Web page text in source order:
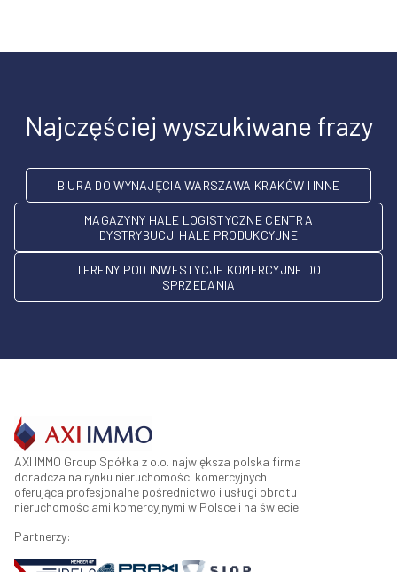
Najczęściej wyszukiwane frazy
BIURA DO WYNAJĘCIA WARSZAWA KRAKÓW I INNE
MAGAZYNY HALE LOGISTYCZNE CENTRA
DYSTRYBUCJI HALE PRODUKCYJNE
TERENY POD INWESTYCJE KOMERCYJNE DO
SPRZEDANIA
AXI IMMO Group Spółka z o.o. największa polska firma
doradcza na rynku nieruchomości komercyjnych
oferująca profesjonalne pośrednictwo i usługi obrotu
nieruchomościami komercyjnymi w Polsce i na świecie.
Partnerzy: